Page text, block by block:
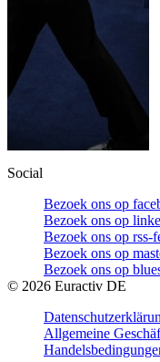
Social
Bezoek ons op
Bezoek ons op
Bezoek ons op rss-
Bezoek ons op
Bezoek ons op
© 2026 Euractiv DE
Allgemeine